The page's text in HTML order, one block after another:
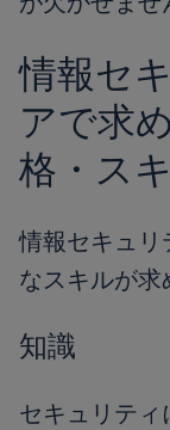
情報セ
アで求
格・ス
情報セキュリ
なスキルが求
知識
セキュリティ